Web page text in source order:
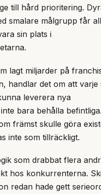
till hård prioritering.
smalare målgrupp får
sin plats i
lagt miljarder på
handlar det om att varje
leverera nya
bara behålla
främst skulle göra
inte som tillräckligt.
som drabbat flera
hos konkurrenterna.
redan hade gett